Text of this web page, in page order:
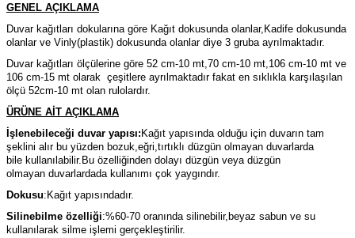
GENEL AÇIKLAMA
Duvar kağıtları dokularına göre Kağıt dokusunda olanlar,Kadife dokusunda
olanlar ve Vinly(plastik) dokusunda olanlar diye 3 gruba ayrılmaktadır.
Duvar kağıtları ölçülerine göre 52 cm-10 mt,70 cm-10 mt,106 cm-10 mt ve
106 cm-15 mt olarak çeşitlere ayrılmaktadır fakat en sıklıkla karşılaşılan
ölçü 52cm-10 mt olan rulolardır.
ÜRÜNE AİT AÇIKLAMA
İşlenebileceği duvar yapısı: Kağıt yapısında olduğu için duvarın tam
şeklini alır bu yüzden bozuk,eğri,tırtıklı düzgün olmayan duvarlarda
bile kullanılabilir.Bu özelliğinden dolayı düzgün veya düzgün
olmayan duvarlardada kullanımı çok yaygındır.
Dokusu:Kağıt yapısındadır.
Silinebilme özelliği:%60-70 oranında silinebilir,beyaz sabun ve su
kullanılarak silme işlemi gerçekleştirilir.